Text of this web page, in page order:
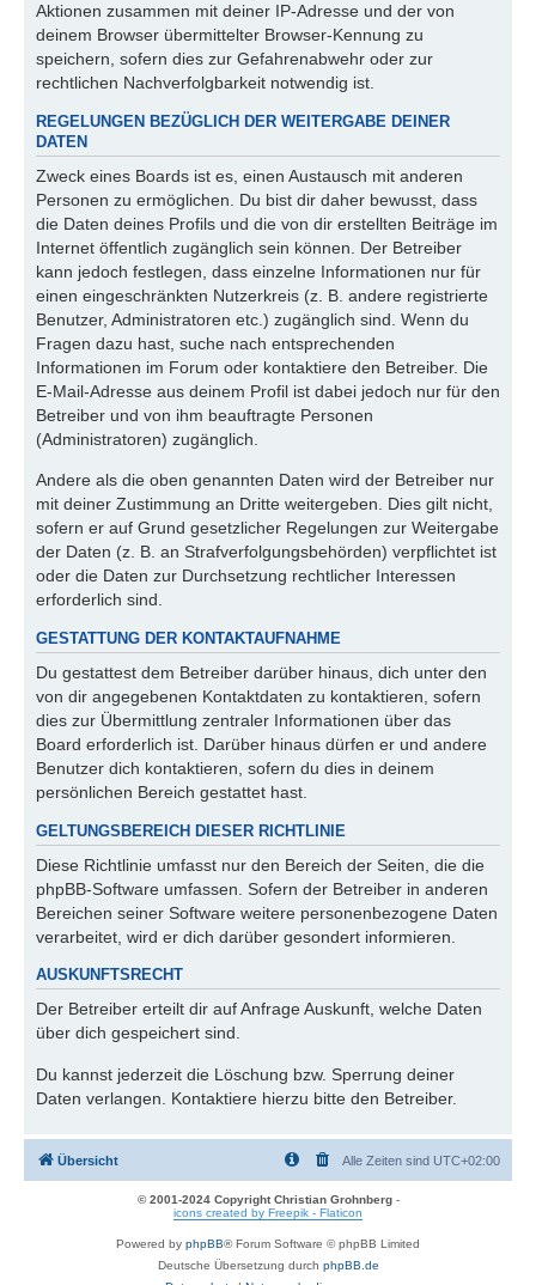
Aktionen zusammen mit deiner IP-Adresse und der von
deinem Browser übermittelter Browser-Kennung zu
speichern, sofern dies zur Gefahrenabwehr oder zur
rechtlichen Nachverfolgbarkeit notwendig ist.
REGELUNGEN BEZÜGLICH DER WEITERGABE DEINER
DATEN
Zweck eines Boards ist es, einen Austausch mit anderen
Personen zu ermöglichen. Du bist dir daher bewusst, dass
die Daten deines Profils und die von dir erstellten Beiträge im
Internet öffentlich zugänglich sein können. Der Betreiber
kann jedoch festlegen, dass einzelne Informationen nur für
einen eingeschränkten Nutzerkreis (z. B. andere registrierte
Benutzer, Administratoren etc.) zugänglich sind. Wenn du
Fragen dazu hast, suche nach entsprechenden
Informationen im Forum oder kontaktiere den Betreiber. Die
E-Mail-Adresse aus deinem Profil ist dabei jedoch nur für den
Betreiber und von ihm beauftragte Personen
(Administratoren) zugänglich.
Andere als die oben genannten Daten wird der Betreiber nur
mit deiner Zustimmung an Dritte weitergeben. Dies gilt nicht,
sofern er auf Grund gesetzlicher Regelungen zur Weitergabe
der Daten (z. B. an Strafverfolgungsbehörden) verpflichtet ist
oder die Daten zur Durchsetzung rechtlicher Interessen
erforderlich sind.
GESTATTUNG DER KONTAKTAUFNAHME
Du gestattest dem Betreiber darüber hinaus, dich unter den
von dir angegebenen Kontaktdaten zu kontaktieren, sofern
dies zur Übermittlung zentraler Informationen über das
Board erforderlich ist. Darüber hinaus dürfen er und andere
Benutzer dich kontaktieren, sofern du dies in deinem
persönlichen Bereich gestattet hast.
GELTUNGSBEREICH DIESER RICHTLINIE
Diese Richtlinie umfasst nur den Bereich der Seiten, die die
phpBB-Software umfassen. Sofern der Betreiber in anderen
Bereichen seiner Software weitere personenbezogene Daten
verarbeitet, wird er dich darüber gesondert informieren.
AUSKUNFTSRECHT
Der Betreiber erteilt dir auf Anfrage Auskunft, welche Daten
über dich gespeichert sind.
Du kannst jederzeit die Löschung bzw. Sperrung deiner
Daten verlangen. Kontaktiere hierzu bitte den Betreiber.
Übersicht Alle Zeiten sind UTC+02:00
© 2001-2024 Copyright Christian Grohnberg-
icons created by Freepik - Flaticon
Powered by phpBB® Forum Software © phpBB Limited
Deutsche Übersetzung durch phpBB.de